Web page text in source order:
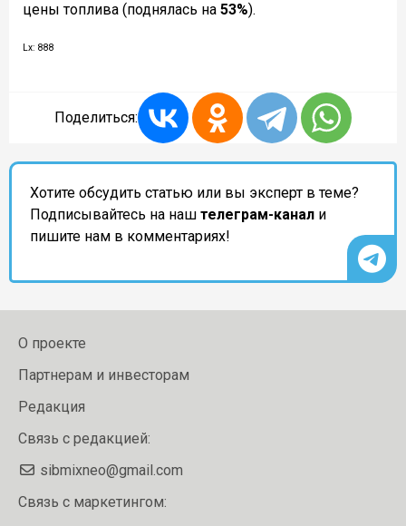
цены топлива (поднялась на 53%).
Lx: 888
Поделиться:
Хотите обсудить статью или вы эксперт в теме?
Подписывайтесь на наш телеграм-канал и
пишите нам в комментариях!
О проекте
Партнерам и инвесторам
Редакция
Связь с редакцией:
sibmixneo@gmail.com
Связь с маркетингом: